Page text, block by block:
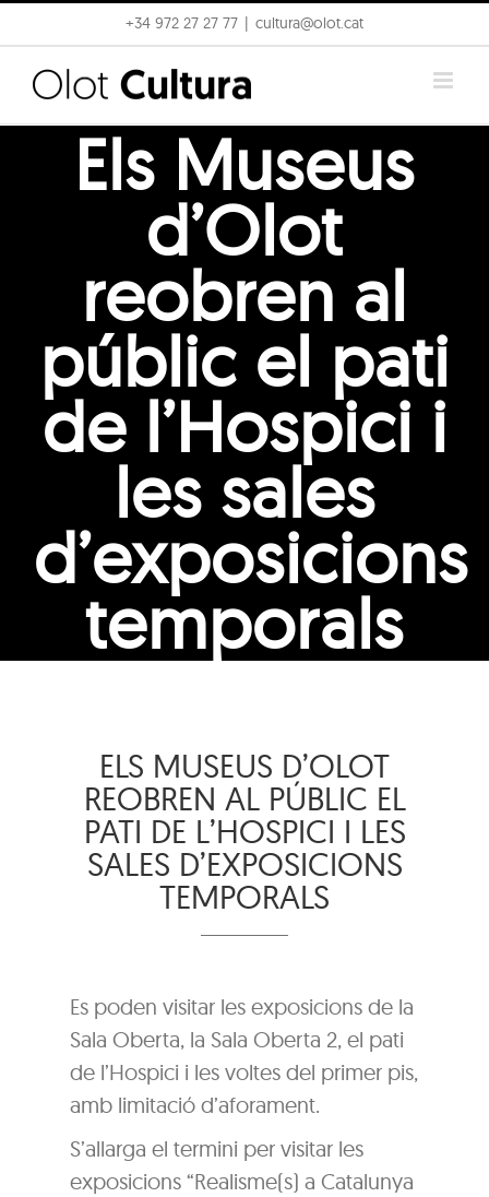
to
content
+34 972 27 27 77 cultura@olot.cat
Els Museus
d’Olot
reobren al
públic el pati
de l’Hospici i
les sales
d’exposicions
temporals
ELS MUSEUS D’OLOT
REOBREN AL PÚBLIC EL
PATI DE L’HOSPICI I LES
SALES D’EXPOSICIONS
TEMPORALS
Es poden visitar les exposicions de la
Sala Oberta, la Sala Oberta 2, el pati
de l’Hospici i les voltes del primer pis,
amb limitació d’aforament.
S’allarga el termini per visitar les
exposicions “Realisme(s) a Catalunya